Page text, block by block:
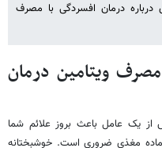
درمان افسردگی با مصرف
مصرف ویتامین درمان
یک عامل باعث بروز علائم شما
مغذی ضروری است. خوشبختانه